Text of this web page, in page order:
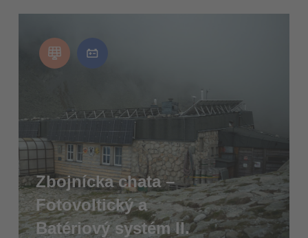
Zbojnícka chata –
Fotovoltický a
Batériový systém II.